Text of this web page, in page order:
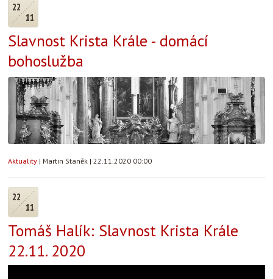
22
11
Slavnost Krista Krále - domácí
bohoslužba
Aktuality | Martin Staněk | 22.11.2020 00:00
22
11
Tomáš Halík: Slavnost Krista Krále
22.11. 2020